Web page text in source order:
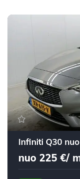
nuo 225 €/